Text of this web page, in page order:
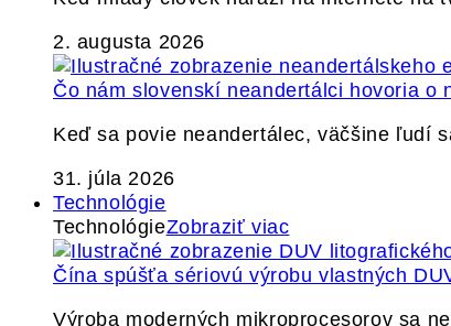
2. augusta 2026
Čo nám slovenskí neandertálci hovoria o
Keď sa povie neandertálec, väčšine ľudí
31. júla 2026
Technológie
TechnológieZobraziť viac
Čína spúšťa sériovú výrobu vlastných
Výroba moderných mikroprocesorov sa